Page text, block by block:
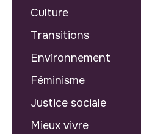
Culture
Transitions
Environnement
Féminisme
Justice sociale
Mieux vivre